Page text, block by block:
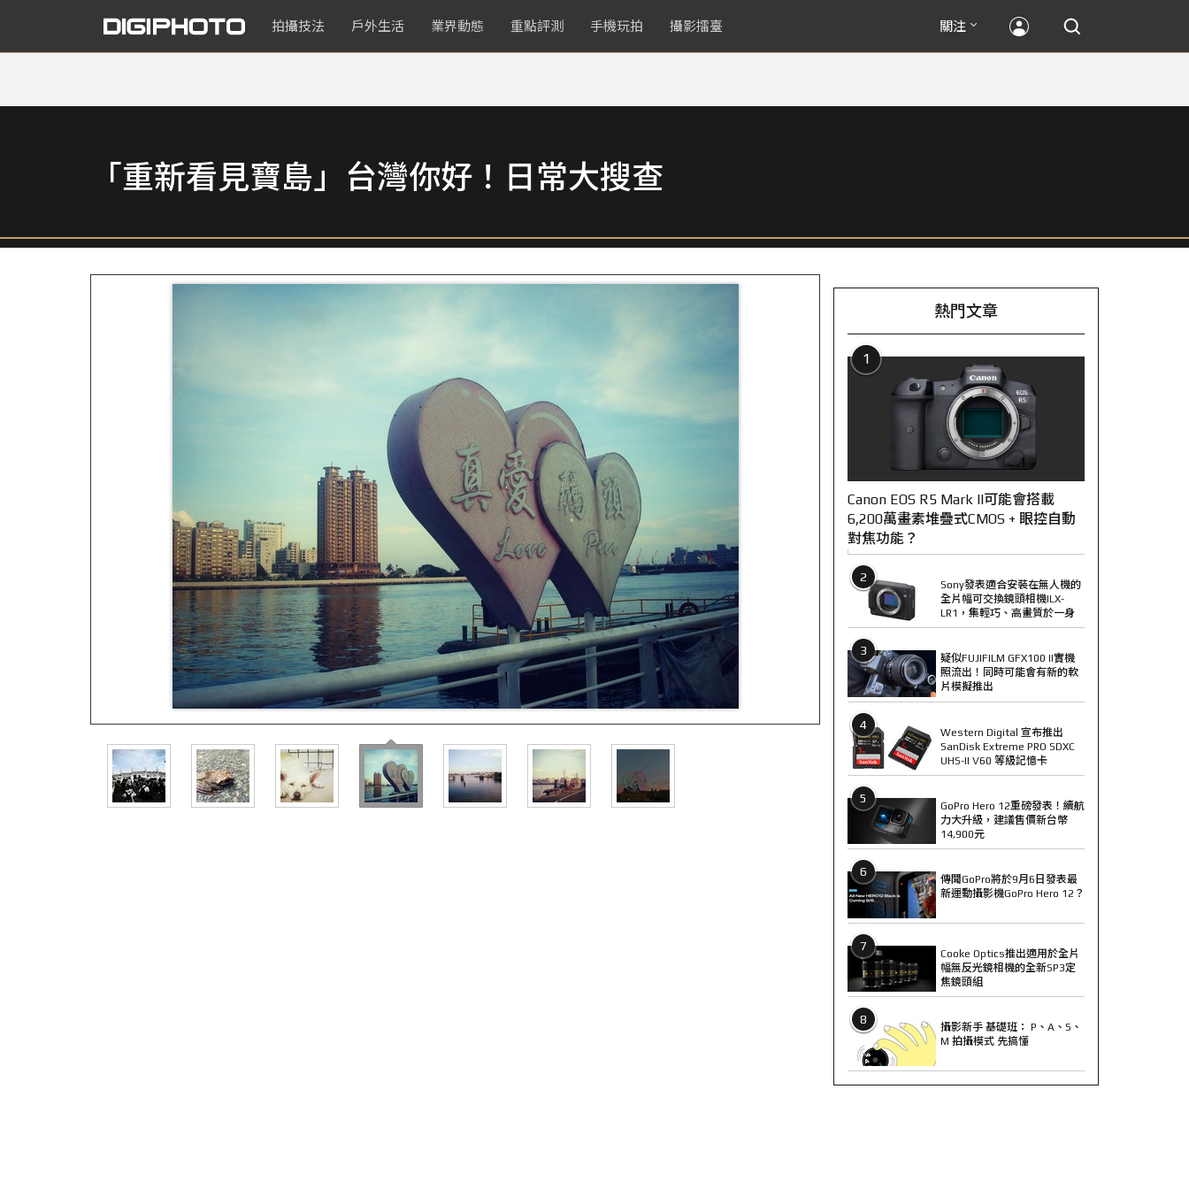
拍攝技法 戶外生活 業界動態 重點評測 手機玩拍 攝影擂臺 關注
「重新看見寶島」台灣你好！日常大搜查
熱門文章
1
Canon EOS R5 Mark II可能會搭載
6,200萬畫素堆疊式CMOS + 眼控自動
對焦功能？
2
Sony發表適合安裝在無人機的
全片幅可交換鏡頭相機ILX-
LR1，集輕巧、高畫質於一身
3
疑似FUJIFILM GFX100 II實機
照流出！同時可能會有新的軟
片模擬推出
4
Western Digital 宣布推出
SanDisk Extreme PRO SDXC
UHS-II V60 等級記憶卡
5
GoPro Hero 12重磅發表！續航
力大升級，建議售價新台幣
14,900元
6
傳聞GoPro將於9月6日發表最
新運動攝影機GoPro Hero 12？
7
Cooke Optics推出適用於全片
幅無反光鏡相機的全新SP3定
焦鏡頭組
8
攝影新手 基礎班： P、A、S、
M 拍攝模式 先搞懂